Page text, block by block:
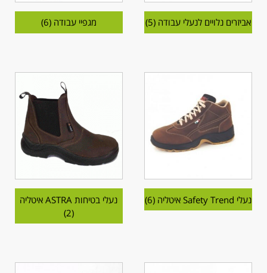
אביזרים נלויים לנעלי עבודה (5) מגפיי עבודה(6)
נעלי Safety Trend איטליה (6)
נעלי בטיחות ASTRA איטליה
(2)